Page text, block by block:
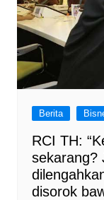
Berita
RCI TH:
sekarang?
disorok